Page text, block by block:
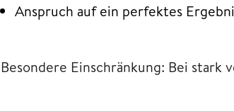
Anspruch auf ein perfektes
Besondere Einschränkung: Bei